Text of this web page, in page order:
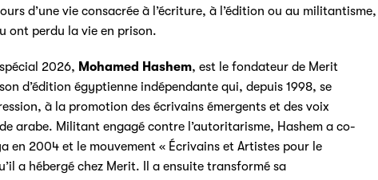
d’une vie consacrée à l’écriture, à l’édition ou au militantisme,
ont perdu la vie en prison.
2026, Mohamed Hashem, est le fondateur de Merit
d’édition égyptienne indépendante qui, depuis 1998, se
à la promotion des écrivains émergents et des voix
arabe. Militant engagé contre l’autoritarisme, Hashem a co-
en 2004 et le mouvement « Écrivains et Artistes pour le
a hébergé chez Merit. Il a ensuite transformé sa